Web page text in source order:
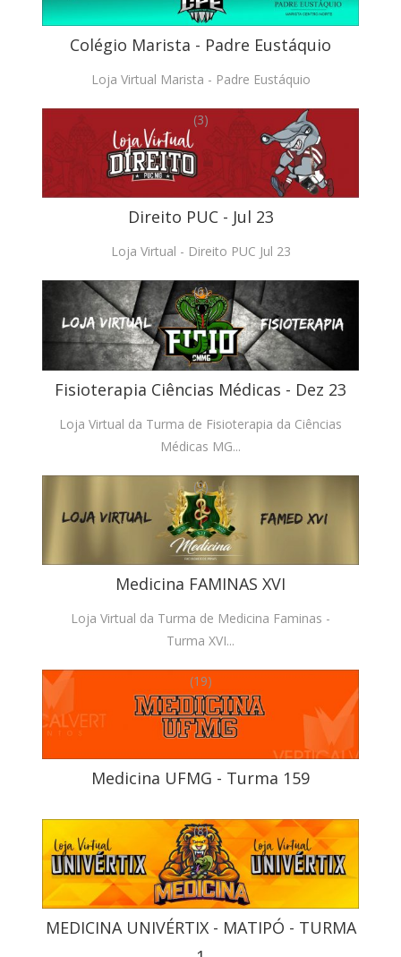
Colégio Marista - Padre Eustáquio
Loja Virtual Marista - Padre Eustáquio
(3)
Direito PUC - Jul 23
Loja Virtual - Direito PUC Jul 23
(6)
Fisioterapia Ciências Médicas - Dez 23
Loja Virtual da Turma de Fisioterapia da Ciências
Médicas MG...
(9)
Medicina FAMINAS XVI
Loja Virtual da Turma de Medicina Faminas -
Turma XVI...
(19)
Medicina UFMG - Turma 159
(8)
MEDICINA UNIVÉRTIX - MATIPÓ - TURMA